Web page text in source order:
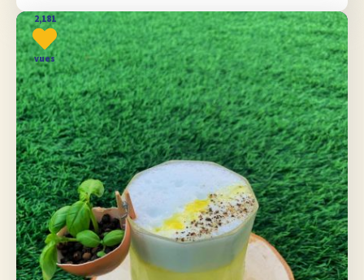
2,181
vues